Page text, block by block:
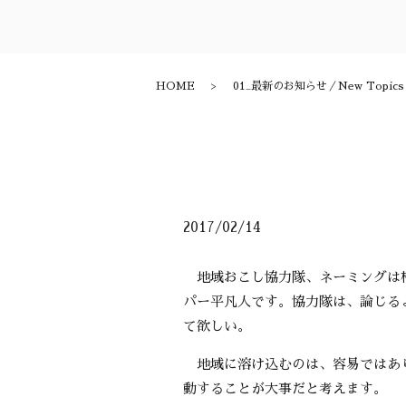
HOME 01_最新のお知らせ／New Topics
2017/02/14
地域おこし協力隊、ネーミングは
パー平凡人です。協力隊は、論じ
て欲しい。
地域に溶け込むのは、容易ではあ
動することが大事だと考えます。